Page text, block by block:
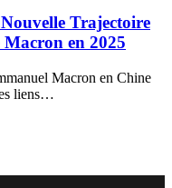
Trajectoire
Macron en 2025
Macron en Chine
liens…